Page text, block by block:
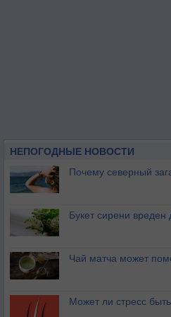
НЕПОГОДНЫЕ НОВОСТИ
Почему северный
Букет сирени вреден
Чай матча может
Может ли стресс